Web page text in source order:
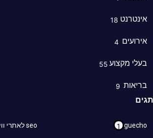
אינטרנט 18
אירועים 4
בעלי מקצוע 55
בריאות 9
תגים
guecho
1 seo לאתרי וויקס